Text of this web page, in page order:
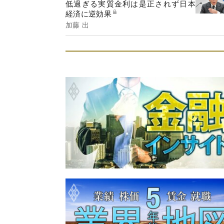
低過ぎる実質金利は是正されず日本
経済に逆効果
加藤 出